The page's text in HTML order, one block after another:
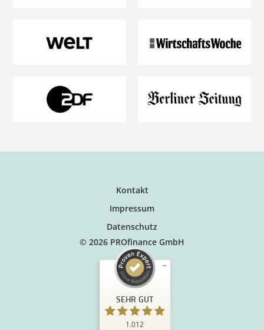
Kontakt
Impressum
Datenschutz
© 2026 PROfinance GmbH
SEHR GUT
1.012